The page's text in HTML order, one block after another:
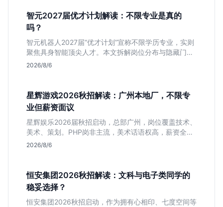
智元2027届优才计划解读：不限专业是真的
吗？
智元机器人2027届“优才计划”宣称不限学历专业，实则
聚焦具身智能顶尖人才。本文拆解岗位分布与隐藏门
槛，分析算法、仿真等核心方向，帮你判断是否值得投
2026/8/6
星辉游戏2026秋招解读：广州本地厂，不限专
业但薪资面议
星辉娱乐2026届秋招启动，总部广州，岗位覆盖技术、
美术、策划。PHP岗非主流，美术话语权高，薪资全面
面议。适合想接触项目全流程的应届生，追求大厂光环
2026/8/6
恒安集团2026秋招解读：文科与电子类同学的
稳妥选择？
恒安集团2026秋招启动，作为拥有心相印、七度空间等